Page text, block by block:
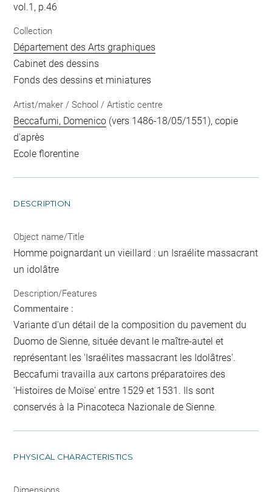
vol.1, p.46
Collection
Département des Arts graphiques
Cabinet des dessins
Fonds des dessins et miniatures
Artist/maker / School / Artistic centre
Beccafumi, Domenico (vers 1486-18/05/1551), copie
d'après
Ecole florentine
DESCRIPTION
Object name/Title
Homme poignardant un vieillard : un Israélite massacrant
un idolâtre
Description/Features
Commentaire :
Variante d'un détail de la composition du pavement du
Duomo de Sienne, située devant le maître-autel et
représentant les 'Israélites massacrant les Idolâtres'.
Beccafumi travailla aux cartons préparatoires des
'Histoires de Moïse' entre 1529 et 1531. Ils sont
conservés à la Pinacoteca Nazionale de Sienne.
PHYSICAL CHARACTERISTICS